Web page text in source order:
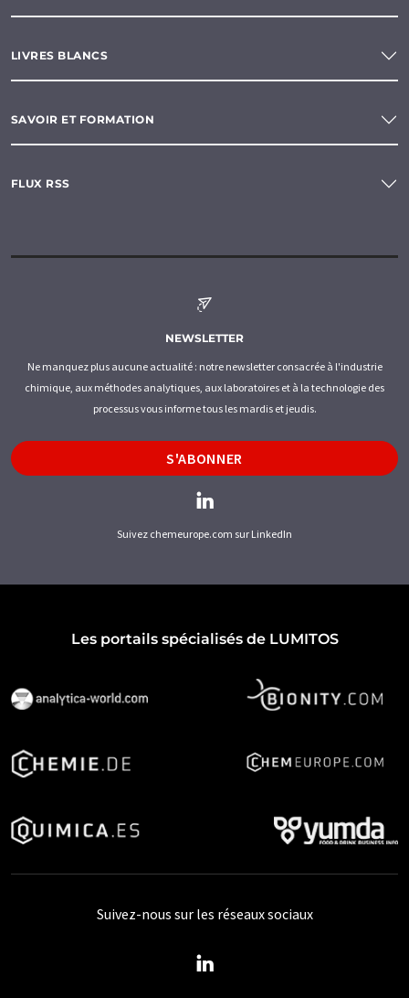
LIVRES BLANCS
SAVOIR ET FORMATION
FLUX RSS
NEWSLETTER
Ne manquez plus aucune actualité : notre newsletter consacrée à l'industrie
chimique, aux méthodes analytiques, aux laboratoires et à la technologie des
processus vous informe tous les mardis et jeudis.
S'ABONNER
Suivez chemeurope.com sur LinkedIn
Les portails spécialisés de LUMITOS
Suivez-nous sur les réseaux sociaux